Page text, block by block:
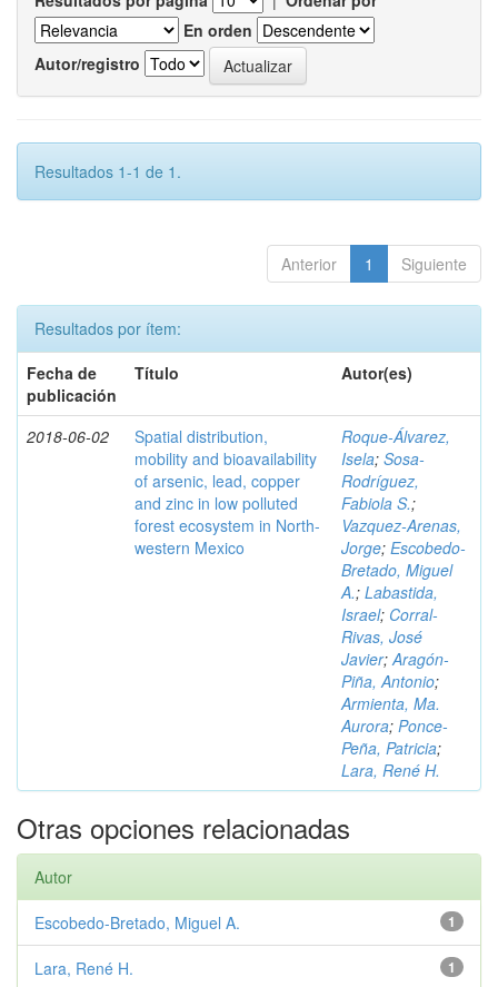
En orden
Autor/registro
Resultados 1-1 de 1.
Anterior 1 Siguiente
Resultados por ítem:
Fecha de
publicación
Título Autor(es)
2018-06-02
Spatial distribution,
mobility and bioavailability
of arsenic, lead, copper
and zinc in low polluted
forest ecosystem in North-
western Mexico
Roque-Álvarez,
Isela; Sosa-
Rodríguez,
Fabiola S.;
Vazquez-Arenas,
Jorge; Escobedo-
Bretado, Miguel
A.; Labastida,
Israel; Corral-
Rivas, José
Javier;Aragón-
Piña, Antonio;
Armienta, Ma.
Aurora; Ponce-
Peña, Patricia;
Lara, René H.
Otras opciones relacionadas
Autor
1
Escobedo-Bretado, Miguel A.
1
Lara, René H.